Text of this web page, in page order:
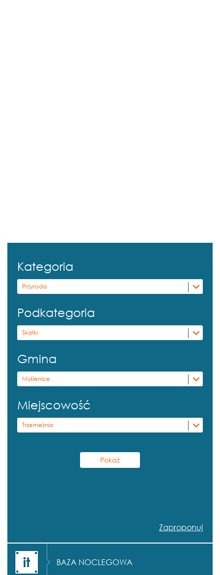
Kategoria
Przyroda
Podkategoria
Skałki
Gmina
Myślenice
Miejscowość
Trzemeśnia
Zaproponuj
BAZA NOCLEGOWA